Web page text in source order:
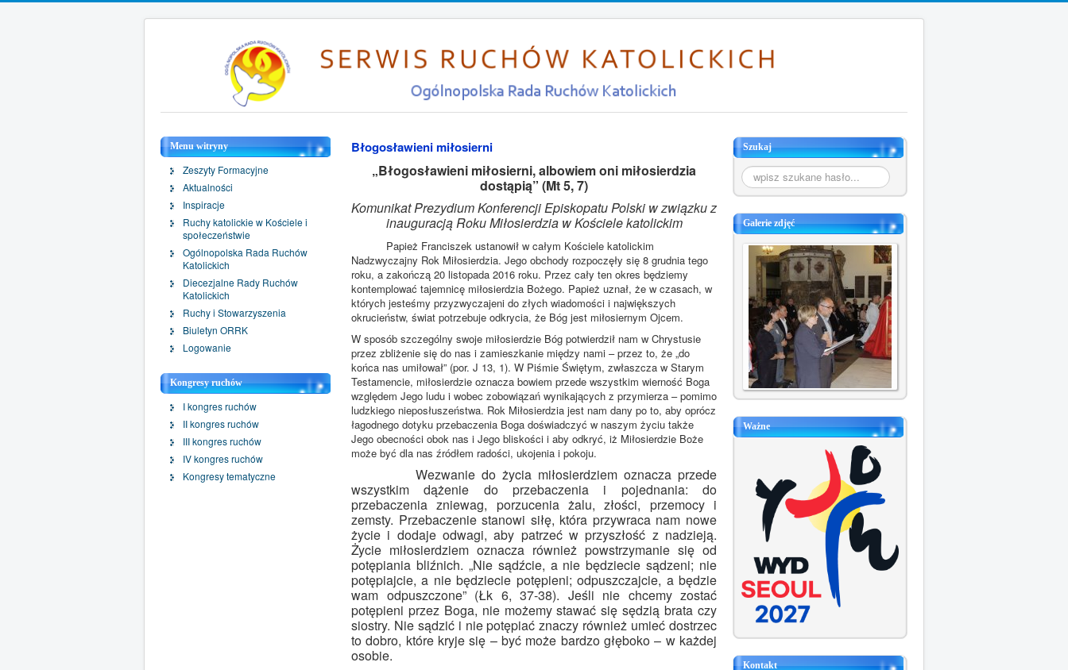
Menu witryny
Zeszyty Formacyjne
Aktualności
Inspiracje
Ruchy katolickie w Kościele i
społeczeństwie
Ogólnopolska Rada Ruchów
Katolickich
Diecezjalne Rady Ruchów
Katolickich
Ruchy i Stowarzyszenia
Biuletyn ORRK
Logowanie
Kongresy ruchów
I kongres ruchów
II kongres ruchów
III kongres ruchów
IV kongres ruchów
Kongresy tematyczne
Błogosławieni miłosierni
„Błogosławieni miłosierni, albowiem oni miłosierdzia
dostąpią” (Mt 5, 7)
Komunikat Prezydium Konferencji Episkopatu Polski w związku z
inauguracjąRoku Miłosierdzia w Kościele katolickim
Papież Franciszek ustanowił w całym Kościele katolickim
Nadzwyczajny Rok Miłosierdzia. Jego obchody rozpoczęły się 8 grudnia tego
roku, a zakończą 20 listopada 2016 roku. Przez cały ten okres będziemy
kontemplować tajemnicę miłosierdzia Bożego. Papież uznał, że w czasach, w
których jesteśmy przyzwyczajeni do złych wiadomości i największych
okrucieństw, świat potrzebuje odkrycia, że Bóg jest miłosiernym Ojcem.
W sposób szczególny swoje miłosierdzie Bóg potwierdził nam w Chrystusie
przez zbliżenie się do nas i zamieszkanie między nami – przez to, że „do
końca nas umiłował” (por. J 13, 1). W Piśmie Świętym, zwłaszcza w Starym
Testamencie, miłosierdzie oznacza bowiem przede wszystkim wierność Boga
względem Jego ludu i wobec zobowiązań wynikających z przymierza – pomimo
ludzkiego nieposłuszeństwa. Rok Miłosierdzia jest nam dany po to, aby oprócz
łagodnego dotyku przebaczenia Boga doświadczyć w naszym życiu także
Jego obecności obok nas i Jego bliskości i aby odkryć, iż Miłosierdzie Boże
może być dla nas źródłem radości, ukojenia i pokoju.
Wezwanie do życia miłosierdziem oznacza przede
wszystkim dążenie do przebaczenia i pojednania: do
przebaczenia zniewag, porzucenia żalu, złości, przemocy i
zemsty. Przebaczenie stanowi siłę, która przywraca nam nowe
życie i dodaje odwagi, aby patrzeć w przyszłość z nadzieją.
Życie miłosierdziem oznacza również powstrzymanie się od
potępiania bliźnich. „Nie sądźcie, a nie będziecie sądzeni; nie
potępiajcie, a nie będziecie potępieni; odpuszczajcie, a będzie
wam odpuszczone” (Łk 6, 37-38). Jeśli nie chcemy zostać
potępieni przez Boga, nie możemy stawać się sędzią brata czy
siostry. Nie sądzić i nie potępiać znaczy również umieć dostrzec
to dobro, które kryje się – być może bardzo głęboko – w każdej
osobie.
Szukaj
Szukaj...
Galerie zdjęć
Ważne
Kontakt